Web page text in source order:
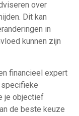
over
Dit kan
in
kunnen zijn
financieel expert
specifieke
je objectief
de beste keuze